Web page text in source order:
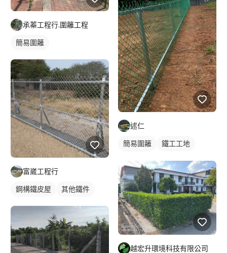
承蓁工程行.圍籬工程
簡易圍籬
富崴工程行
鋼構鐵皮屋 其他鐵件
述仁
簡易圍籬
鐵工工地
越宏升環境科技有限公司